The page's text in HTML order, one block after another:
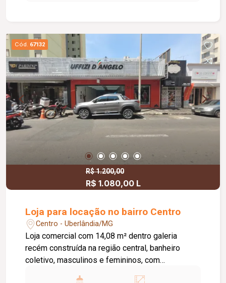
Cód. 67132
R$ 1.200,00
R$ 1.080,00 L
Loja para locação no bairro Centro
Centro - Uberlândia/MG
Loja comercial com 14,08 m² dentro galeria
recém construída na região central, banheiro
coletivo, masculinos e femininos, com